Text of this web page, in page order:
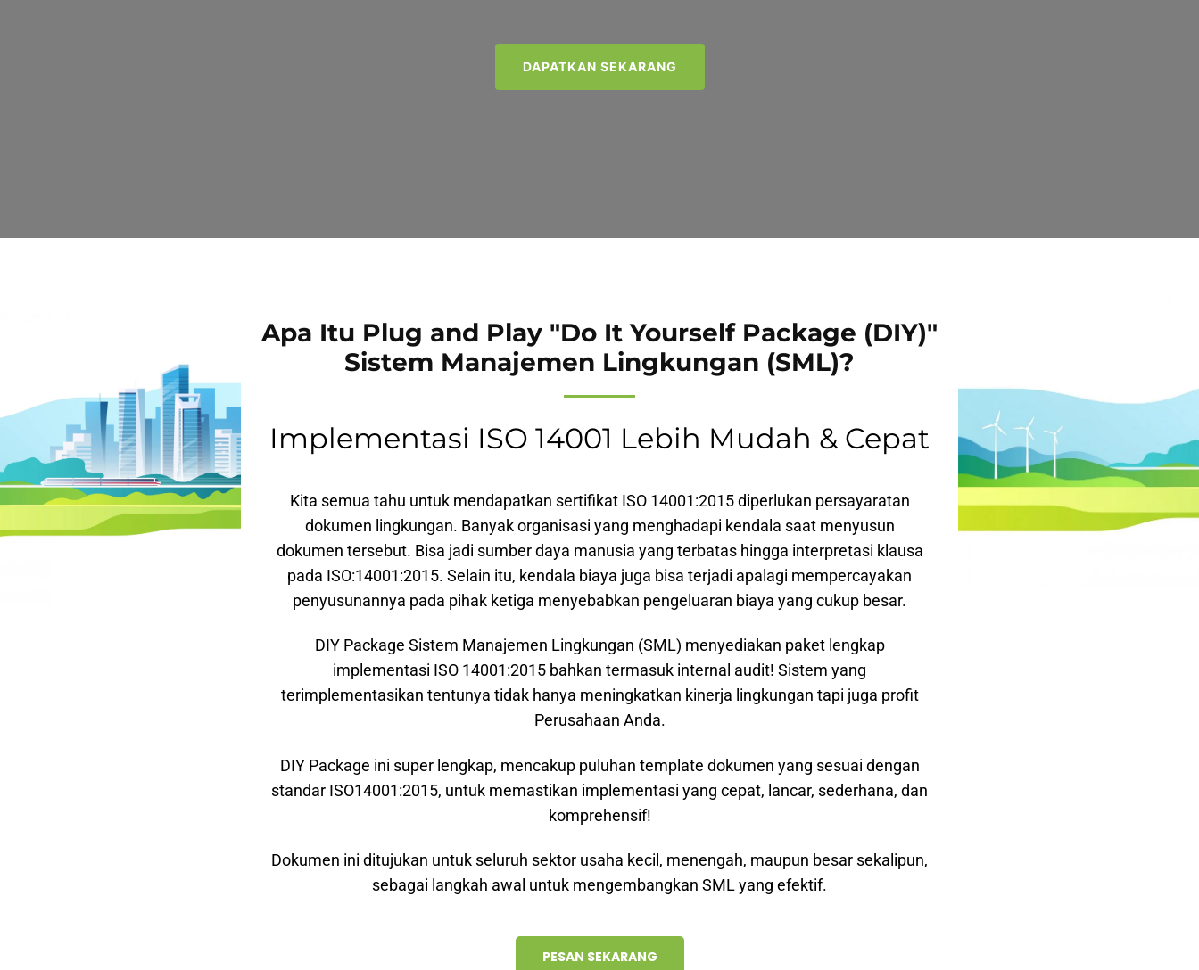
DAPATKAN SEKARANG
Apa Itu Plug and Play "Do It Yourself Package (DIY)"
Sistem Manajemen Lingkungan (SML)?
Implementasi ISO 14001 Lebih Mudah & Cepat
Kita semua tahu untuk mendapatkan sertifikat ISO 14001:2015 diperlukan persayaratan
dokumen lingkungan. Banyak organisasi yang menghadapi kendala saat menyusun
dokumen tersebut. Bisa jadi sumber daya manusia yang terbatas hingga interpretasi klausa
pada ISO:14001:2015. Selain itu, kendala biaya juga bisa terjadi apalagi mempercayakan
penyusunannya pada pihak ketiga menyebabkan pengeluaran biaya yang cukup besar.
DIY Package Sistem Manajemen Lingkungan (SML) menyediakan paket lengkap
implementasi ISO 14001:2015 bahkan termasuk internal audit! Sistem yang
terimplementasikan tentunya tidak hanya meningkatkan kinerja lingkungan tapi juga profit
Perusahaan Anda.
DIY Package ini super lengkap, mencakup puluhan template dokumen yang sesuai dengan
standar ISO14001:2015, untuk memastikan implementasi yang cepat, lancar, sederhana, dan
komprehensif!
Dokumen ini ditujukan untuk seluruh sektor usaha kecil, menengah, maupun besar sekalipun,
sebagai langkah awal untuk mengembangkan SML yang efektif.
PESAN SEKARANG